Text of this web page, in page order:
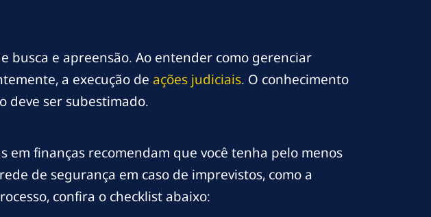
busca e apreensão. Ao entender como gerenciar
a execução de ações judiciais. O conhecimento
deve ser subestimado.
finanças recomendam que você tenha pelo menos
de segurança em caso de imprevistos, como a
confira o checklist abaixo: